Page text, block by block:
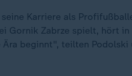
Karriere als
Gornik Zabrze spielt, hört
Ära beginnt", teilten